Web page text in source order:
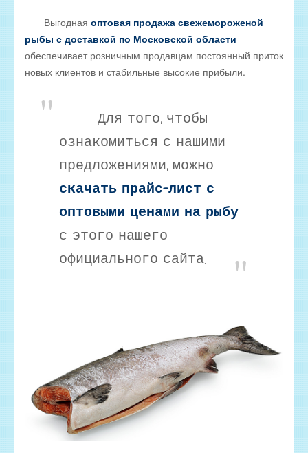
ИНТЕРНЕТ-МАГАЗИН
Выгодная оптовая продажа свежемороженой
рыбы с доставкой по Московской области
обеспечивает розничным продавцам постоянный приток
новых клиентов и стабильные высокие прибыли.
Для того, чтобы
ознакомиться с нашими
предложениями, можно
скачать прайс-лист с
оптовыми ценами на рыбу
с этого нашего
официального сайта.